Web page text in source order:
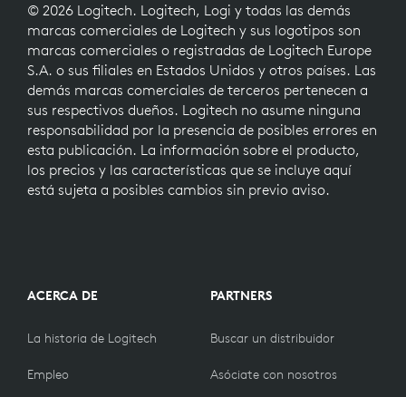
© 2026 Logitech. Logitech, Logi y todas las demás
marcas comerciales de Logitech y sus logotipos son
marcas comerciales o registradas de Logitech Europe
S.A. o sus filiales en Estados Unidos y otros países. Las
demás marcas comerciales de terceros pertenecen a
sus respectivos dueños. Logitech no asume ninguna
responsabilidad por la presencia de posibles errores en
esta publicación. La información sobre el producto,
los precios y las características que se incluye aquí
está sujeta a posibles cambios sin previo aviso.
ACERCA DE
La historia de Logitech
Empleo
PARTNERS
Buscar un distribuidor
Asóciate con nosotros